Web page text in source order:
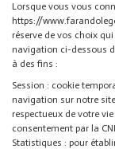
Lorsque vous vous
https://
réserve de vos choix
navigation ci-dessous
à des fins :
Session : cookie
navigation sur notre
respectueux de votre
consentement par la
Statistiques : pour